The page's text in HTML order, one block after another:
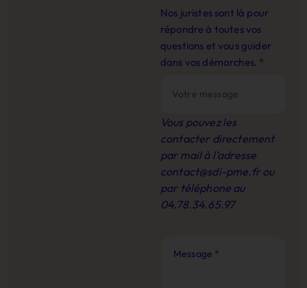
Nos juristes sont là pour
répondre à toutes vos
questions et vous guider
dans vos démarches. *
Vous pouvez les
contacter directement
par mail à l’adresse
contact@sdi-pme.frou
par téléphone au
04.78.34.65.97
Message *